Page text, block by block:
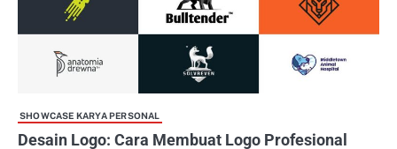
SHOWCASE KARYA PERSONAL
Desain Logo: Cara Membuat Logo Profesional